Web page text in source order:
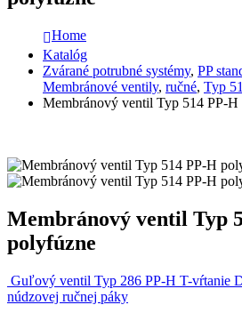
Home
Katalóg
Zvárané potrubné systémy, PP
Membránové ventily, ručné, Typ
Membránový ventil Typ 514 PP-
Membránový ventil Typ
polyfúzne
Guľový ventil Typ 286 PP-H T-vŕtanie
núdzovej ručnej páky